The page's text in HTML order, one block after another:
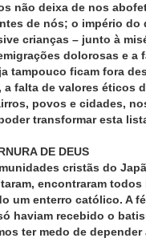
não deixa de nos
de nós; o império
crianças – junto à
dolorosas e a
tampouco ficam fora
a falta de valores éticos
povos e cidades,
transformar esta
DE DEUS
cristãs do
encontraram
um enterro católico. A
haviam recebido o
ter medo de